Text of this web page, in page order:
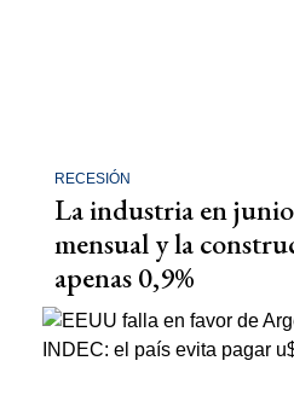
RECESIÓN
La industria en
mensual y la
apenas 0,9%